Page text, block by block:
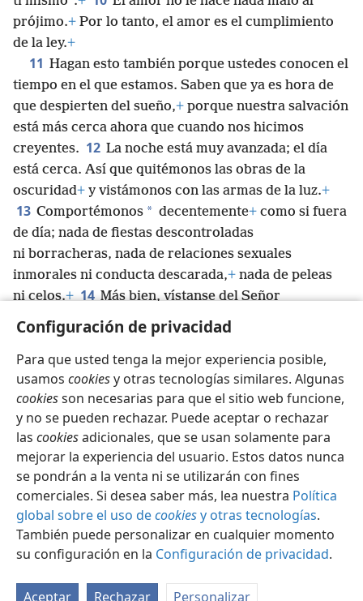
Configuración de privacidad
Para que usted tenga la mejor experiencia posible,
usamos cookiesy otras tecnologías similares. Algunas
cookiesson necesarias para que el sitio web funcione,
y no se pueden rechazar. Puede aceptar o rechazar
las cookiesadicionales, que se usan solamente para
mejorar la experiencia del usuario. Estos datos nunca
se pondrán a la venta ni se utilizarán con fines
comerciales. Si desea saber más, lea nuestra Política
global sobre el uso decookiesy otras tecnologías.
También puede personalizar en cualquier momento
su configuración en la Configuración de privacidad.
Aceptar Rechazar Personalizar
prójimo.+ Por lo tanto, el amor es el cumplimiento
de la ley.+
11 Hagan esto también porque ustedes conocen el
tiempo en el que estamos. Saben que ya es hora de
que despierten del sueño,+ porque nuestra salvación
está más cerca ahora que cuando nos hicimos
creyentes. 12 La noche está muy avanzada; el día
está cerca. Así que quitémonos las obras de la
oscuridad+ y vistámonos con las armas de la luz.+
13 Comportémonos * decentemente+ como si fuera
de día; nada de fiestas descontroladas
ni borracheras, nada de relaciones sexuales
inmorales ni conducta descarada,+ nada de peleas
ni celos.+ 14 Más bien, vístanse del Señor
Jesucristo
y no estén haciendo planes para
satisfacer los deseos de la carne.
Español Compartir Configuración
Copyright © 2026 Watch Tower Bible and Tract Society of Pennsylvania
Condiciones de uso
Política de privacidad
Configuración de privacidad
JW.ORG Iniciar sesión